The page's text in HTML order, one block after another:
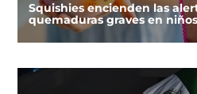
Squishies encienden las
quemaduras graves en niños